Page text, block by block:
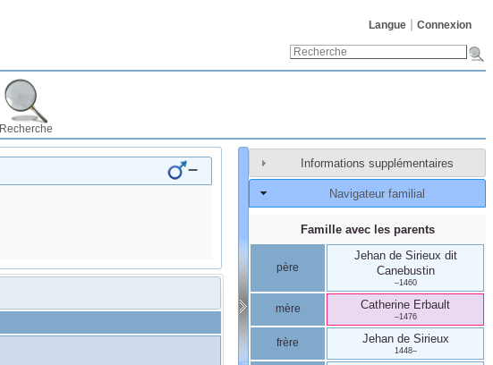
Langue Connexion
Recherche
– Informations supplémentaires
Navigateur familial
Famille avec les parents
père
Jehan de Sirieux dit
Canebustin
–1460
mère Catherine Erbault
–1476
frère Jehan de Sirieux
1448–